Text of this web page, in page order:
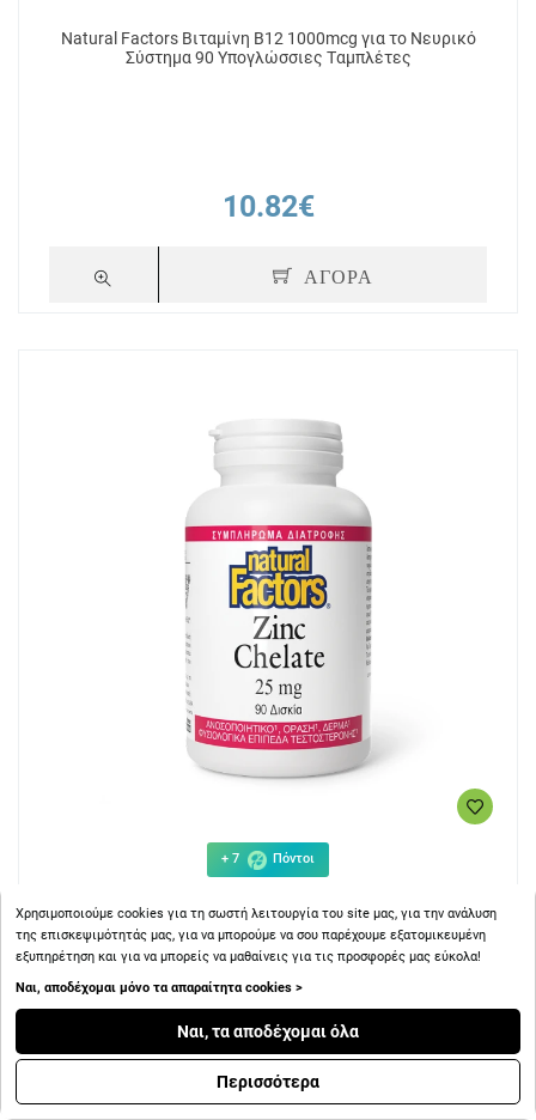
Natural Factors Βιταμίνη B12 1000mcg για το Νευρικό
Σύστημα 90 Υπογλώσσιες Tαμπλέτες
10.82€
ΑΓΟΡΑ
+ 7 Πόντοι
Natural Factors Zinc Chelate 25mg Ανοσοποιητικό, Όραση,
Δέρμα 90 Δισκία
7.21€
Χρησιμοποιούμε cookies για τη σωστή λειτουργία του site μας, για την ανάλυση
της επισκεψιμότητάς μας, για να μπορούμε να σου παρέχουμε εξατομικευμένη
εξυπηρέτηση και για να μπορείς να μαθαίνεις για τις προσφορές μας εύκολα!
Ναι, αποδέχομαι μόνο τα απαραίτητα cookies >
Ναι, τα αποδέχομαι όλα
Περισσότερα